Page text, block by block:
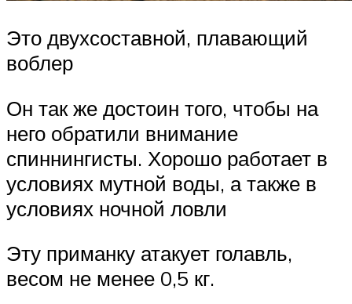
Это двухсоставной, плавающий
воблер
Он так же достоин того, чтобы на
него обратили внимание
спиннингисты. Хорошо работает в
условиях мутной воды, а также в
условиях ночной ловли
Эту приманку атакует голавль,
весом не менее 0,5 кг.